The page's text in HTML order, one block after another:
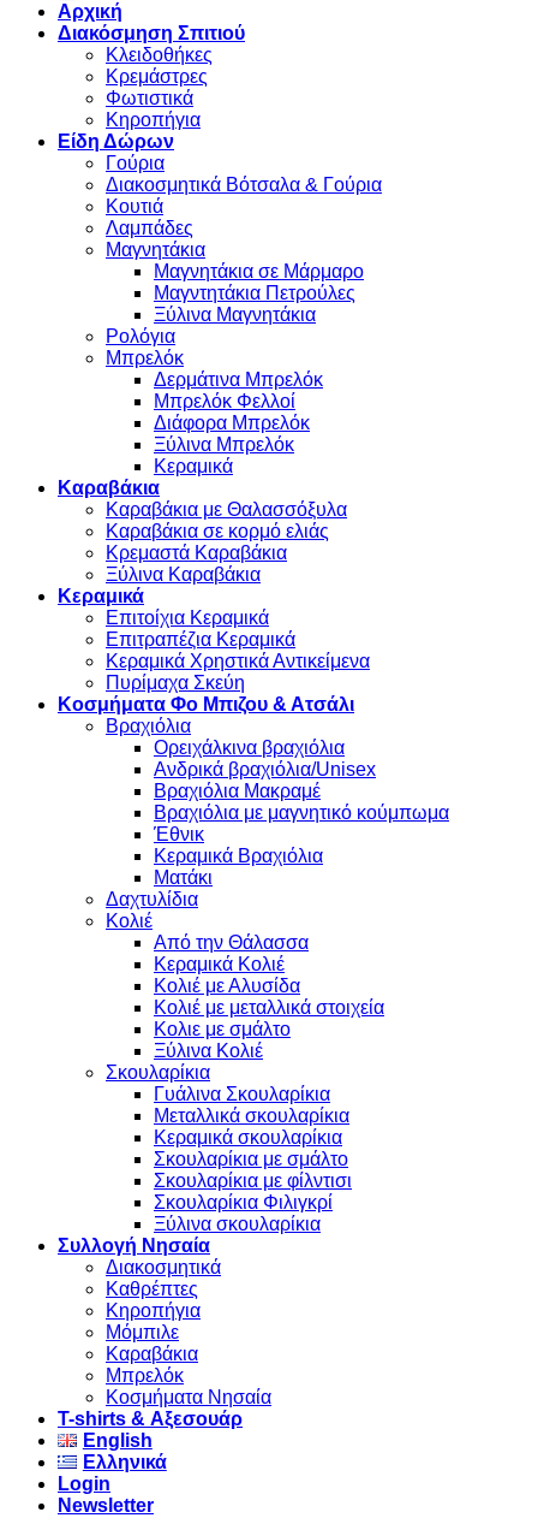
Αρχική
Διακόσμηση Σπιτιού
Κλειδοθήκες
Κρεμάστρες
Φωτιστικά
Κηροπήγια
Είδη Δώρων
Γούρια
Διακοσμητικά Βότσαλα & Γούρια
Κουτιά
Λαμπάδες
Μαγνητάκια
Μαγνητάκια σε Μάρμαρο
Μαγντητάκια Πετρούλες
Ξύλινα Μαγνητάκια
Ρολόγια
Μπρελόκ
Δερμάτινα Μπρελόκ
Μπρελόκ Φελλοί
Διάφορα Μπρελόκ
Ξύλινα Μπρελόκ
Κεραμικά
Καραβάκια
Καραβάκια με Θαλασσόξυλα
Καραβάκια σε κορμό ελιάς
Κρεμαστά Καραβάκια
Ξύλινα Καραβάκια
Κεραμικά
Επιτοίχια Κεραμικά
Επιτραπέζια Κεραμικά
Κεραμικά Χρηστικά Αντικείμενα
Πυρίμαχα Σκεύη
Κοσμήματα Φο Μπιζου & Ατσάλι
Βραχιόλια
Oρειχάλκινα βραχιόλια
Ανδρικά βραχιόλια/Unisex
Βραχιόλια Μακραμέ
Βραχιόλια με μαγνητικό κούμπωμα
Έθνικ
Κεραμικά Βραχιόλια
Ματάκι
Δαχτυλίδια
Κολιέ
Από την Θάλασσα
Κεραμικά Κολιέ
Κολιέ με Αλυσίδα
Κολιέ με μεταλλικά στοιχεία
Κολιε με σμάλτο
Ξύλινα Κολιέ
Σκουλαρίκια
Γυάλινα Σκουλαρίκια
Μεταλλικά σκουλαρίκια
Κεραμικά σκουλαρίκια
Σκουλαρίκια με σμάλτο
Σκουλαρίκια με φίλντισι
Σκουλαρίκια Φιλιγκρί
Ξύλινα σκουλαρίκια
Συλλογή Νησαία
Διακοσμητικά
Καθρέπτες
Κηροπήγια
Μόμπιλε
Καραβάκια
Μπρελόκ
Κοσμήματα Νησαία
Τ-shirts & Αξεσουάρ
English
Ελληνικά
Login
Newsletter